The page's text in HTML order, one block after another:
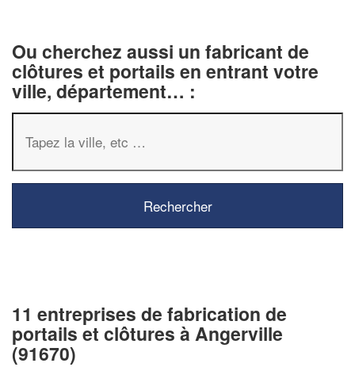
Ou cherchez aussi un fabricant de
clôtures et portails en entrant votre
ville, département… :
11 entreprises de fabrication de
portails et clôtures à Angerville
(91670)